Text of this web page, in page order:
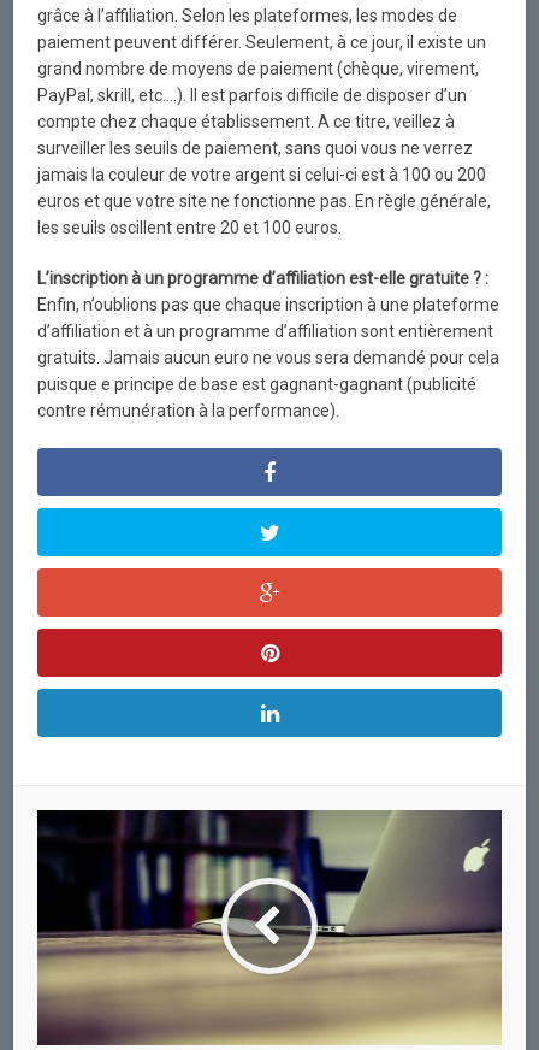
grâce à l’affiliation. Selon les plateformes, les modes de
paiement peuvent différer. Seulement, à ce jour, il existe un
grand nombre de moyens de paiement (chèque, virement,
PayPal, skrill, etc….). Il est parfois difficile de disposer d’un
compte chez chaque établissement. A ce titre, veillez à
surveiller les seuils de paiement, sans quoi vous ne verrez
jamais la couleur de votre argent si celui-ci est à 100 ou 200
euros et que votre site ne fonctionne pas. En règle générale,
les seuils oscillent entre 20 et 100 euros.
L’inscription à un programme d’affiliation est-elle gratuite ? :
Enfin, n’oublions pas que chaque inscription à une plateforme
d’affiliation et à un programme d’affiliation sont entièrement
gratuits. Jamais aucun euro ne vous sera demandé pour cela
puisque e principe de base est gagnant-gagnant (publicité
contre rémunération à la performance).